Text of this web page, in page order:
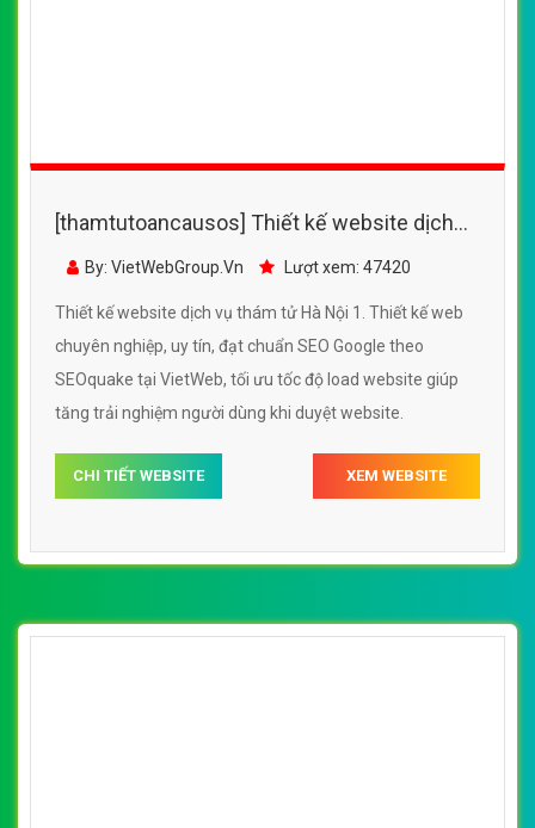
[thamtutoancausos] Thiết kế website dịch
vụ thám tử Hà Nội 1 đẹp SEO tốt
By: VietWebGroup.Vn Lượt xem: 47420
Thiết kế website dịch vụ thám tử Hà Nội 1. Thiết kế web
chuyên nghiệp, uy tín, đạt chuẩn SEO Google theo
SEOquake tại VietWeb, tối ưu tốc độ load website giúp
tăng trải nghiệm người dùng khi duyệt website.
CHI TIẾT WEBSITE XEM WEBSITE